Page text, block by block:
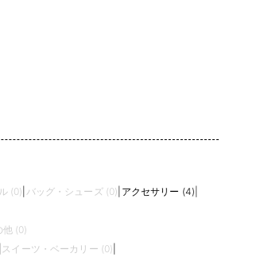
(0) バッグ・シューズ (0) アクセサリー (4)
他 (0)
スイーツ・ベーカリー (0)